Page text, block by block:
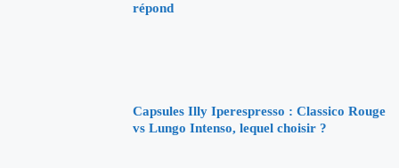
répond
Capsules Illy Iperespresso : Classico Rouge
vs Lungo Intenso, lequel choisir ?